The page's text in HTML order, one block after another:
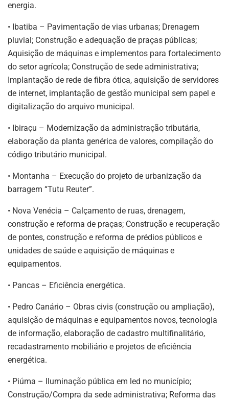
energia.
• Ibatiba – Pavimentação de vias urbanas; Drenagem
pluvial; Construção e adequação de praças públicas;
Aquisição de máquinas e implementos para fortalecimento
do setor agrícola; Construção de sede administrativa;
Implantação de rede de fibra ótica, aquisição de servidores
de internet, implantação de gestão municipal sem papel e
digitalização do arquivo municipal.
• Ibiraçu – Modernização da administração tributária,
elaboração da planta genérica de valores, compilação do
código tributário municipal.
• Montanha – Execução do projeto de urbanização da
barragem “Tutu Reuter”.
• Nova Venécia – Calçamento de ruas, drenagem,
construção e reforma de praças; Construção e recuperação
de pontes, construção e reforma de prédios públicos e
unidades de saúde e aquisição de máquinas e
equipamentos.
• Pancas – Eficiência energética.
• Pedro Canário – Obras civis (construção ou ampliação),
aquisição de máquinas e equipamentos novos, tecnologia
de informação, elaboração de cadastro multifinalitário,
recadastramento mobiliário e projetos de eficiência
energética.
• Piúma – Iluminação pública em led no município;
Construção/Compra da sede administrativa; Reforma das